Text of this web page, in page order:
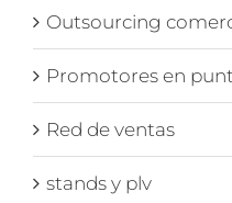
Outsourcing
Promotores en
Red de ventas
stands y plv